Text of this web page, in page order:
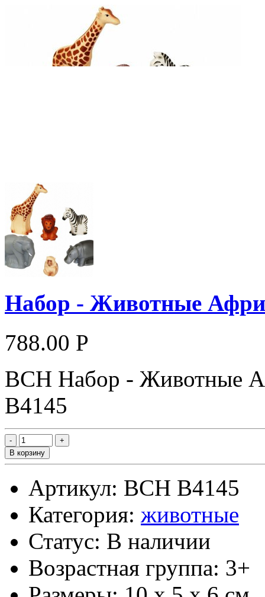
Набор - Животные
788.00 Р
ВСН Набор - Животные
В4145
В корзину
Артикул: ВСН В4145
Категория: животные
Статус: В наличии
Возрастная группа: 3+